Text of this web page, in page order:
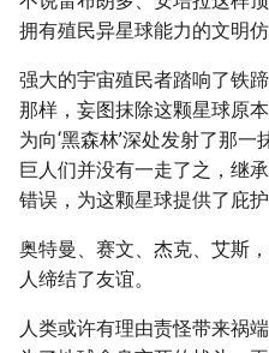
拥有殖民异星球能力的文明
强大的宇宙殖民者踏响了铁
那样，妄图抹除这颗星球原
为向‘黑森林’深处发射了那一
巨人们并没有一走了之，继
错误，为这颗星球提供了庇护
奥特曼、赛文、杰克、艾斯
人缔结了友谊。
人类或许有理由责怪带来祸